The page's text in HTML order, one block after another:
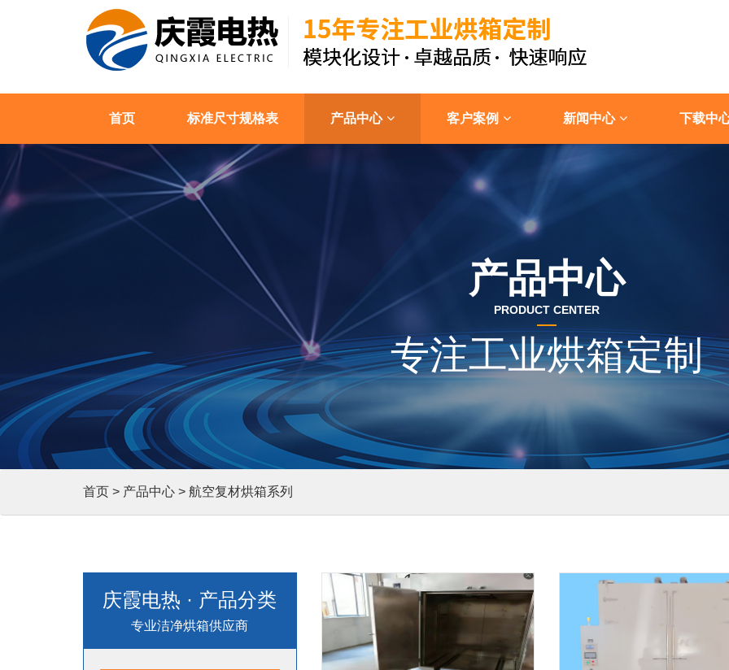
首页 标准尺寸规格表 产品中心 客户案例 新闻中心 下载中
产品中心
PRODUCT CENTER
专注工业烘箱定制
首页 > 产品中心 > 航空复材烘箱系列
庆霞电热 · 产品分类
专业洁净烘箱供应商